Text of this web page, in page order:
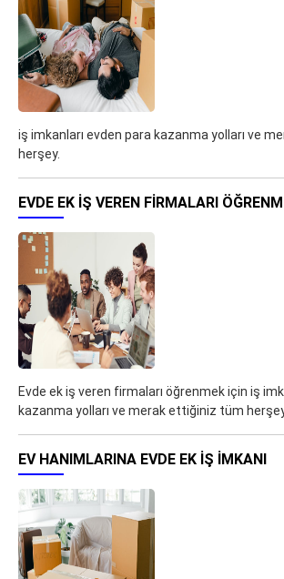
iş imkanları evden para kazanma yolları ve
herşey.
EVDE EK IŞ VEREN FIRMALARI
Evde ek iş veren firmaları öğrenmek için iş
kazanma yolları ve merak ettiğiniz tüm
EV HANIMLARINA EVDE EK IŞ IMKANI